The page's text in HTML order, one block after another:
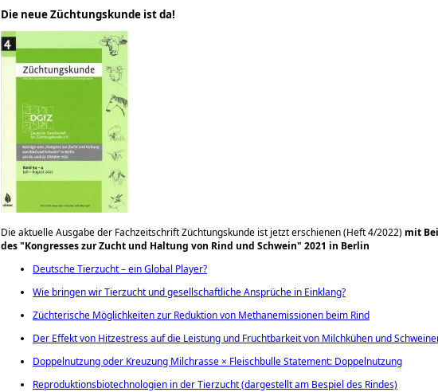
Die neue Züchtungskunde ist da!
Die aktuelle Ausgabe der Fachzeitschrift Züchtungskunde ist jetzt erschienen (Heft 4/2022) mit
des Kongresses zur Zucht und Haltung von Rind und Schwein 2021 in Berlin
Deutsche Tierzucht – ein Global Player?
Wie bringen wir Tierzucht und gesellschaftliche Ansprüche in Einklang?
Züchterische Möglichkeiten zur Reduktion von Methan​emissionen beim Rind
Der Effekt von Hitzestress auf die Leistung und Fruchtbarkeit von Milchkühen und
Doppelnutzung oder Kreuzung Milchrasse × Fleischbulle Statement: Doppelnutzung
Reproduktionsbiotechnologien in der Tierzucht (dargestellt am Bespiel des Rindes)